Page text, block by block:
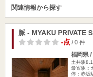
関連情報から探す
脈 - MYAKU PRIVATE
-点/ 0 件
福岡県
土井駅
最寄駅：
停：赤坂